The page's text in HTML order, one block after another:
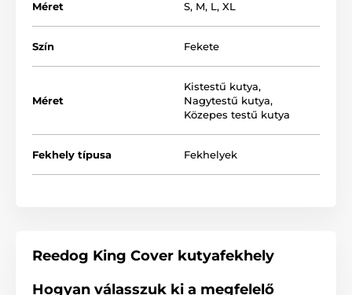
A Reedog párnák megvásárlásával maximális
kényelmet és luxust biztosíthat házi kedvencének. A
Méret S, M, L, XL
Szín Fekete
Méret
Kistestű kutya,
Nagytestű kutya,
Közepes testű kutya
Fekhely típusa Fekhelyek
Reedog King Cover kutyafekhely
Hogyan válasszuk ki a megfelelő